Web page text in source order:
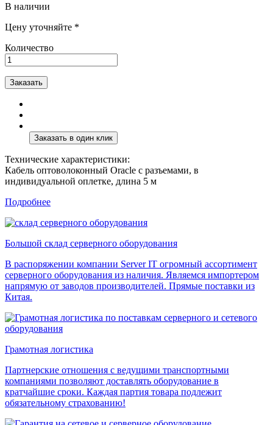
В наличии
Цену уточняйте *
Количество
Заказать
Технические характеристики:
Кабель оптоволоконный Oracle с разъемами, в
индивидуальной оплетке, длина 5 м
Подробнее
Большой склад серверного оборудования
В распоряжении компании Server IT огромный ассортимент
серверного оборудования из наличия. Являемся импортером
напрямую от заводов производителей. Прямые поставки из
Китая.
Грамотная логистика
Партнерские отношения с ведущими транспортными
компаниями позволяют доставлять оборудование в
кратчайшие сроки. Каждая партия товара подлежит
обязательному страхованию!